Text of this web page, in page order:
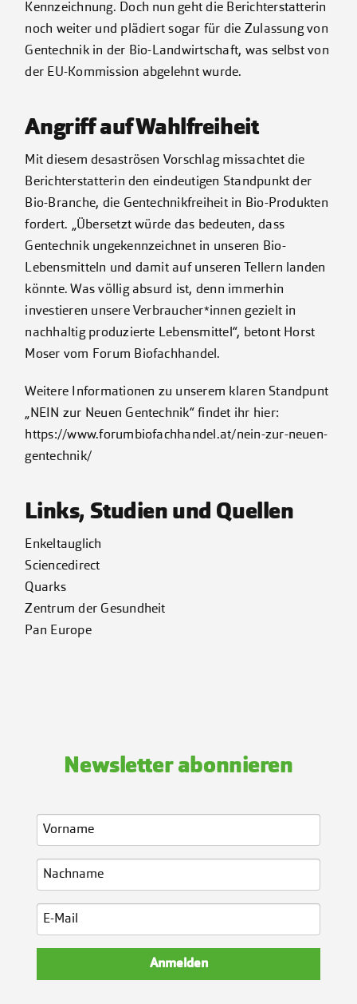
Kennzeichnung. Doch nun geht die Berichterstatterin
noch weiter und plädiert sogar für die Zulassung von
Gentechnik in der Bio-Landwirtschaft, was selbst von
der EU-Kommission abgelehnt wurde.
Angriff auf Wahlfreiheit
Mit diesem desaströsen Vorschlag missachtet die
Berichterstatterin den eindeutigen Standpunkt der
Bio-Branche, die Gentechnikfreiheit in Bio-Produkten
fordert. „Übersetzt würde das bedeuten, dass
Gentechnik ungekennzeichnet in unseren Bio-
Lebensmitteln und damit auf unseren Tellern landen
könnte. Was völlig absurd ist, denn immerhin
investieren unsere Verbraucher*innen gezielt in
nachhaltig produzierte Lebensmittel“, betont Horst
Moser vom Forum Biofachhandel.
Weitere Informationen zu unserem klaren Standpunt
„NEIN zur Neuen Gentechnik“ findet ihr hier:
https://www.forumbiofachhandel.at/nein-zur-neuen-
gentechnik/
Links, Studien und Quellen
Enkeltauglich
Sciencedirect
Quarks
Zentrum der Gesundheit
Pan Europe
Newsletter abonnieren
Anmelden